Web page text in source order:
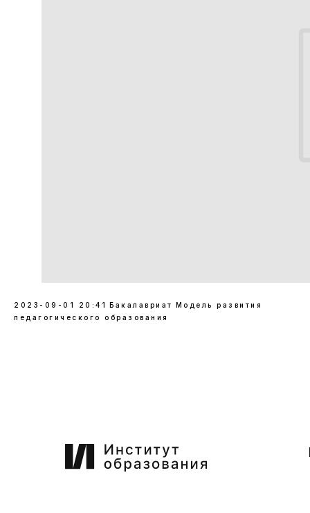
2023-09-01 20:41 Бакалавриат Модель развития
педагогического образования